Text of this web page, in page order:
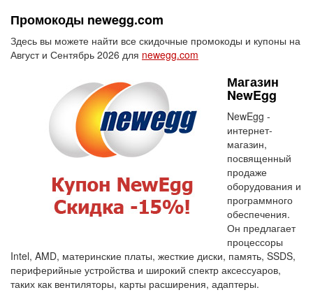
Промокоды newegg.com
Здесь вы можете найти все скидочные промокоды и купоны на
Август и Сентябрь 2026 для newegg.com
Магазин
NewEgg
NewEgg -
интернет-
магазин,
посвященный
продаже
оборудования и
программного
обеспечения.
Он предлагает
процессоры
Intel, AMD, материнские платы, жесткие диски, память, SSDS,
периферийные устройства и широкий спектр аксессуаров,
таких как вентиляторы, карты расширения, адаптеры.